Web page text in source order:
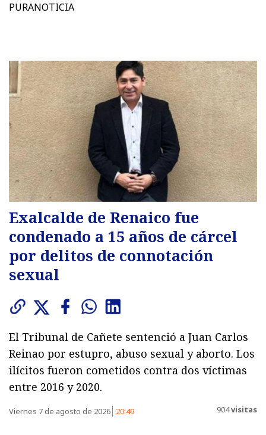
PURANOTICIA
Exalcalde de Renaico fue
condenado a 15 años de cárcel
por delitos de connotación
sexual
El Tribunal de Cañete sentenció a Juan Carlos
Reinao por estupro, abuso sexual y aborto. Los
ilícitos fueron cometidos contra dos víctimas
entre 2016 y 2020.
Viernes 7 de agosto de 2026 20:49 904visitas